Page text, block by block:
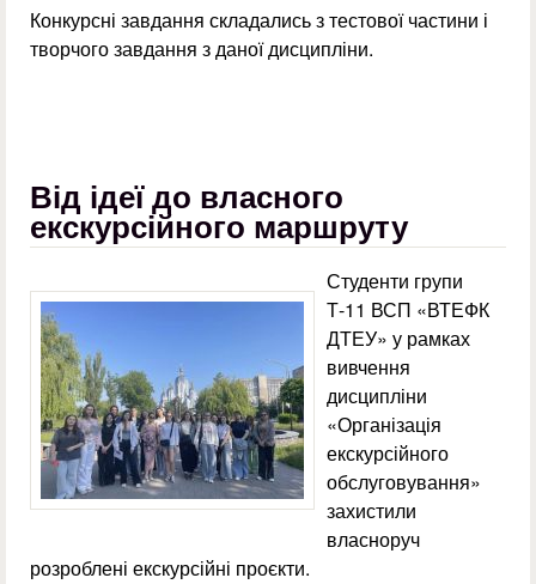
Конкурсні завдання складались з тестової частини і
творчого завдання з даної дисципліни.
Від ідеї до власного
екскурсійного маршруту
Студенти групи
Т-11 ВСП «ВТЕФК
ДТЕУ» у рамках
вивчення
дисципліни
«Організація
екскурсійного
обслуговування»
захистили
власноруч
розроблені екскурсійні проєкти.